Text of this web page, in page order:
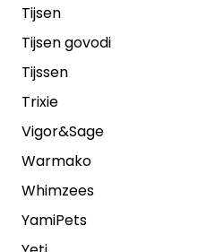
Tijsen
Tijsen govodi
Tijssen
Trixie
Vigor&Sage
Warmako
Whimzees
YamiPets